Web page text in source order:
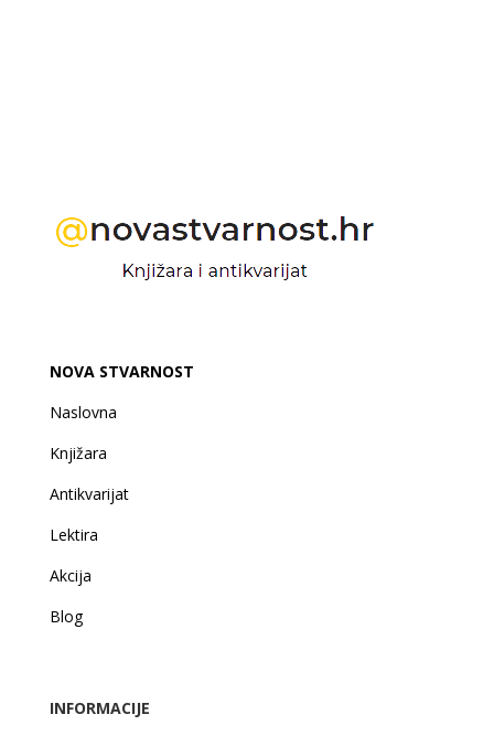
NOVA STVARNOST
Naslovna
Knjižara
Antikvarijat
Lektira
Akcija
Blog
INFORMACIJE